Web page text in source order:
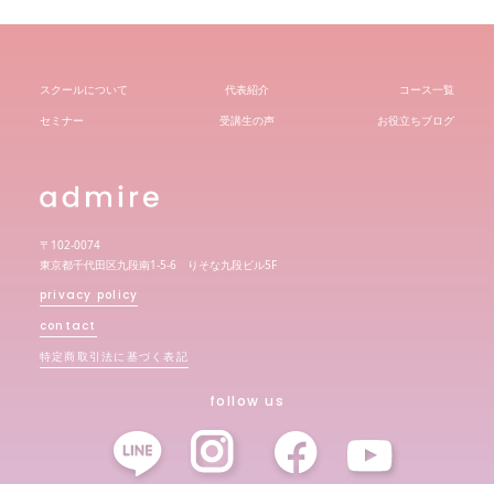
スクールについて 代表紹介
コース一覧
セミナー
受講生の声 お役立ちブログ
〒102-0074
東京都千代田区九段南1-5-6 りそな九段ビル5F
privacy policy
contact
特定商取引法に基づく表記
follow us